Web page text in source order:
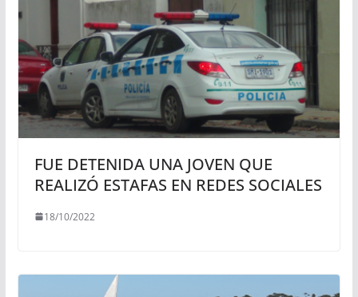
FUE DETENIDA UNA JOVEN QUE
REALIZÓ ESTAFAS EN REDES SOCIALES
18/10/2022